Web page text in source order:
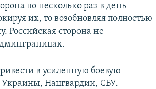
по несколько раз в день
их, то возобновляя полностью
Российская сторона не
в усиленную боевую
Украины, Нацгвардии, СБУ.